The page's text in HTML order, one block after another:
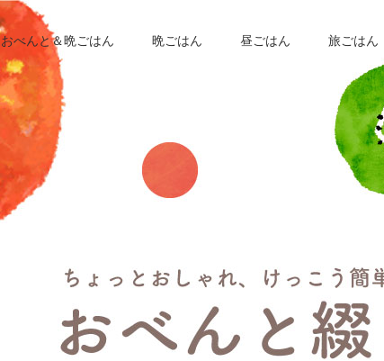
おべんと＆晩ごはん 晩ごはん 昼ごはん 旅ごはん